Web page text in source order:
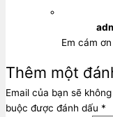
Em cám
Thêm một
Email của bạn sẽ
buộc được đánh dấu *